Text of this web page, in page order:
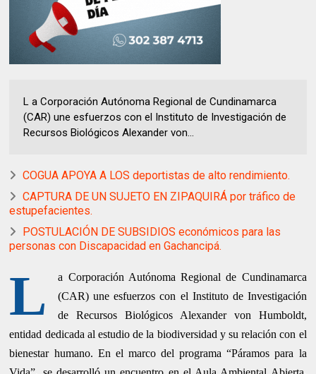
L a Corporación Autónoma Regional de Cundinamarca
(CAR) une esfuerzos con el Instituto de Investigación de
Recursos Biológicos Alexander von...
COGUA APOYA A LOS deportistas de alto rendimiento.
CAPTURA DE UN SUJETO EN ZIPAQUIRÁ por tráfico de
estupefacientes.
POSTULACIÓN DE SUBSIDIOS económicos para las
personas con Discapacidad en Gachancipá.
L
a Corporación Autónoma Regional de Cundinamarca
(CAR) une esfuerzos con el Instituto de Investigación
de Recursos Biológicos Alexander von Humboldt,
entidad dedicada al estudio de la biodiversidad y su relación con el
bienestar humano. En el marco del programa “Páramos para la